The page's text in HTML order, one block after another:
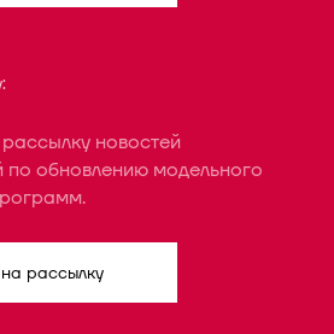
новостей
по обновлению модельного
рассылку